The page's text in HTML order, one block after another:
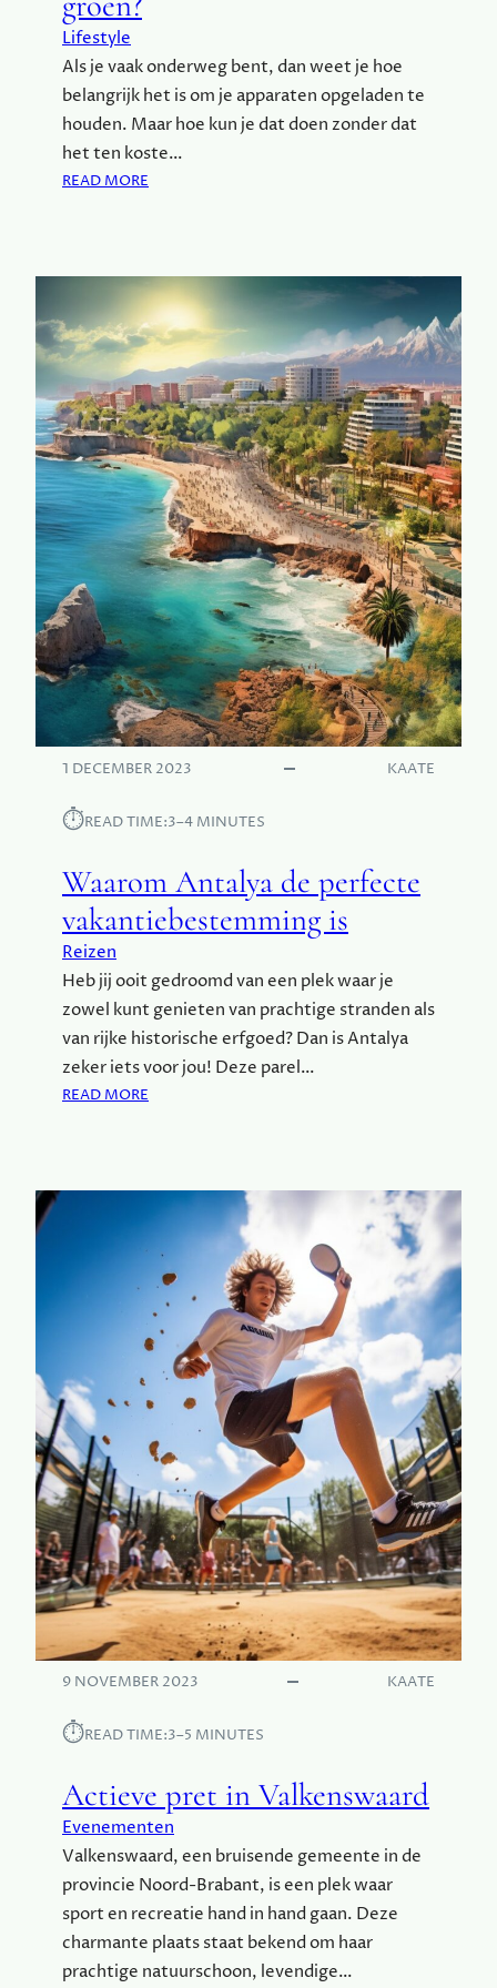
E
R
G
Lifestyle
Als je vaak onderweg bent, dan weet je hoe
belangrijk het is om je apparaten opgeladen te
houden. Maar hoe kun je dat doen zonder dat
het ten koste…
READ MORE
R
G
I
E
O
N
D
E
R
W
E
G
:
H
O
E
B
L
I
J
F
E
O
E
N
1 DECEMBER 2023 KAATE
⏱︎READ TIME:3–4 MINUTES
Waarom Antalya de perfecte
vakantiebestemming is
Reizen
Heb jij ooit gedroomd van een plek waar je
zowel kunt genieten van prachtige stranden als
van rijke historische erfgoed? Dan is Antalya
zeker iets voor jou! Deze parel…
READ MORE
R
N
T
A
A
D
E
E
R
F
E
C
T
E
V
K
T
I
E
B
S
T
E
9 NOVEMBER 2023 KAATE
⏱︎READ TIME:3–5 MINUTES
Actieve pret in Valkenswaard
Evenementen
Valkenswaard, een bruisende gemeente in de
provincie Noord-Brabant, is een plek waar
sport en recreatie hand in hand gaan. Deze
charmante plaats staat bekend om haar
prachtige natuurschoon, levendige…